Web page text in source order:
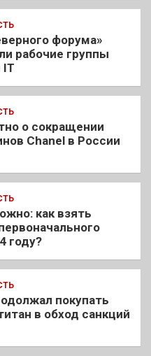
форума»
рабочие группы
IT
о сокращении
Chanel в России
как взять
году?
покупать
в обход санкций